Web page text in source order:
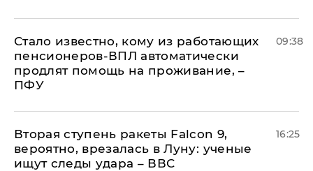
Стало известно, кому из работающих
пенсионеров-ВПЛ автоматически
продлят помощь на проживание, –
ПФУ
09:38
Вторая ступень ракеты Falcon 9,
вероятно, врезалась в Луну: ученые
ищут следы удара – ВВС
16:25